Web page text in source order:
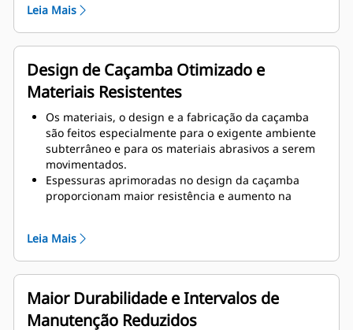
Menor frequência de substituição da caçamba,
devido ao maior desgaste dos consumíveis, por
exemplo, bordas e coberturas mais fáceis de
substituir, pois são simplesmente aparafusadas.
Leia Mais
Design de Caçamba Otimizado e
Materiais Resistentes
Os materiais, o design e a fabricação da caçamba
são feitos especialmente para o exigente ambiente
subterrâneo e para os materiais abrasivos a serem
movimentados.
Espessuras aprimoradas no design da caçamba
proporcionam maior resistência e aumento na
Material de qualidade superior (400BHN) é usado
para os componentes da montagem da caçamba.
Ferramentas de Penetração no Solo (GET) de maior
grau de proteção contra desgaste no conjunto da
cobertura removível.
Leia Mais
Maior Durabilidade e Intervalos de
Manutenção Reduzidos